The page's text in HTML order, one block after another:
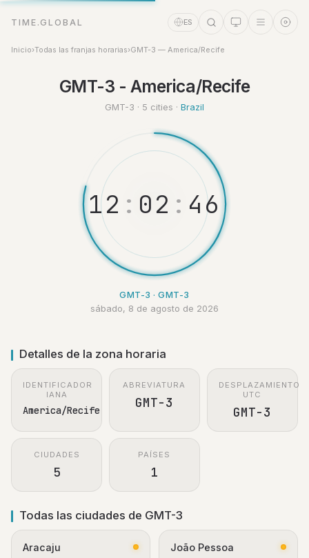
TIME.GLOBAL ES
Inicio›Todas las franjas horarias›GMT-3 — America/Recife
GMT-3 - America/Recife
GMT-3 · 5 cities · Brazil
12 : 02 : 4 7
GMT-3 · GMT-3
sábado, 8 de agosto de 2026
Detalles de la zona horaria
IDENTIFICADOR
IANA
America/Recife
ABREVIATURA
GMT-3
DESPLAZAMIENTO
UTC
GMT-3
CIUDADES
5
PAÍSES
1
Todas las ciudades de GMT-3
Aracaju João Pessoa
Online